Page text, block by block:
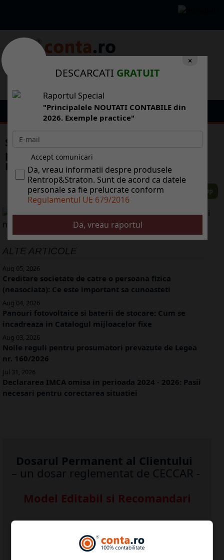
Sorin Pslaru, ZF: De cine a ajuns s rd
preedintele cnd rde de oselele Romniei?
Rde de el sau rde de noi?
ALTE ARTICOLE
Aug 05, 2026
Creditare societate de catre o persoana fizica
(neasociata): Ce este important sa cunoasteti
Aug 04, 2026
Panouri fotovoltaice si baterii de stocare: Cum se
incadreaza in Catalogul mijloacelor fixe
Aug 03, 2026
Noile reguli pentru prosumatori prevazute de Legea
nr. 160/2026
Jul 31, 2026
Declararea IMCA omisa in perioada 2024 - 2026: Pasii
necesari pentru corectarea situatiei
Dosarul Permanent al Clientului
– un dosar reglementat de CECCAR -
Model Editabil si Recomandari
...Detalii click
×
DESCARCATI GRATUIT
Raportul Special
"Principalele NOUTATI CONTABILE din
2026. Exemple practice"
Accept comunicari
Da, vreau informatii despre produsele
Rentrop&Straton. Sunt de acord ca datele
personale sa fie prelucrate conform
Regulamentul UE 679/2016